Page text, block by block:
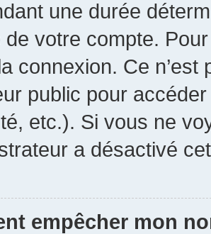
une durée
de votre compte.
connexion. Ce
public pour
etc.). Si vous ne
a désactivé
empêcher mon